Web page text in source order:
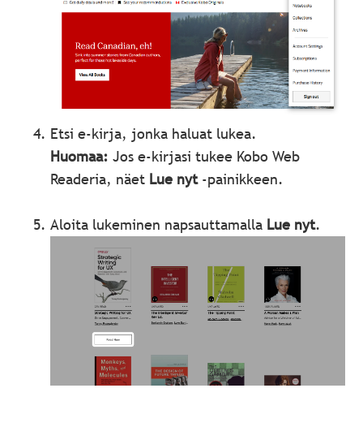
Etsi e-kirja, jonka haluat lukea.
Huomaa:Jos e-kirjasi tukee Kobo Web
Readeria, näet Lue nyt‑painikkeen.
Aloita lukeminen napsauttamalla Lue nyt.